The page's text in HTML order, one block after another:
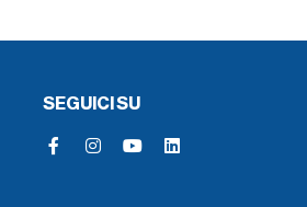
SEGUICI SU